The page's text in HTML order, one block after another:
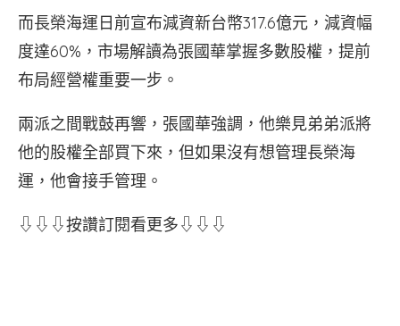
而長榮海運日前宣布減資新台幣317.6億元，減資幅
度達60%，市場解讀為張國華掌握多數股權，提前
布局經營權重要一步。
兩派之間戰鼓再響，張國華強調，他樂見弟弟派將
他的股權全部買下來，但如果沒有想管理長榮海
運，他會接手管理。
⇩⇩⇩按讚訂閱看更多⇩⇩⇩